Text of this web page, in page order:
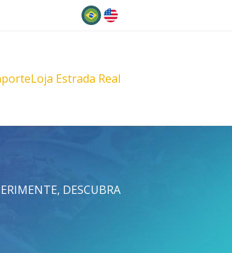
Loja Estrada Real
DESCUBRA